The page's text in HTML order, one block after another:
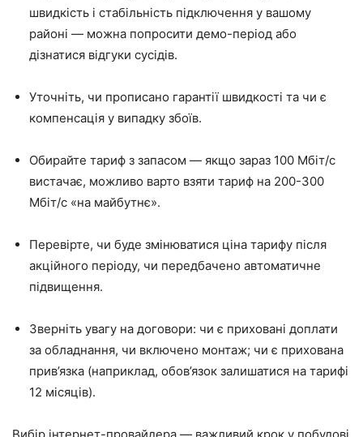
швидкість і стабільність підключення у вашому
районі — можна попросити демо-період або
дізнатися відгуки сусідів.
Уточніть, чи прописано гарантії швидкості та чи є
компенсація у випадку збоїв.
Обирайте тариф з запасом — якщо зараз 100 Мбіт/с
вистачає, можливо варто взяти тариф на 200-300
Мбіт/с «на майбутнє».
Перевірте, чи буде змінюватися ціна тарифу після
акційного періоду, чи передбачено автоматичне
підвищення.
Зверніть увагу на договори: чи є приховані доплати
за обладнання, чи включено монтаж; чи є прихована
прив’язка (наприклад, обов’язок залишатися на тарифі
12 місяців).
Вибір інтернет-провайдера — важливий крок у побудові